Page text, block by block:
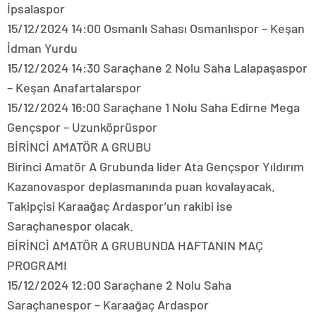
İpsalaspor
15/12/2024 14:00 Osmanlı Sahası Osmanlıspor – Keşan
İdman Yurdu
15/12/2024 14:30 Saraçhane 2 Nolu Saha Lalapaşaspor
– Keşan Anafartalarspor
15/12/2024 16:00 Saraçhane 1 Nolu Saha Edirne Mega
Gençspor – Uzunköprüspor
BİRİNCİ AMATÖR A GRUBU
Birinci Amatör A Grubunda lider Ata Gençspor Yıldırım
Kazanovaspor deplasmanında puan kovalayacak.
Takipçisi Karaağaç Ardaspor’un rakibi ise
Saraçhanespor olacak.
BİRİNCİ AMATÖR A GRUBUNDA HAFTANIN MAÇ
PROGRAMI
15/12/2024 12:00 Saraçhane 2 Nolu Saha
Saraçhanespor – Karaağaç Ardaspor